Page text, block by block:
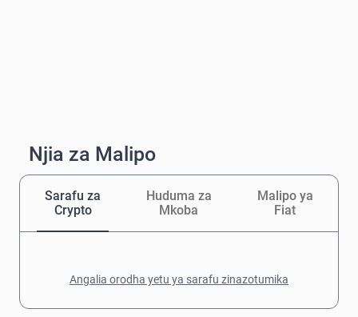
Njia za Malipo
Sarafu za
Crypto
Huduma za
Mkoba
Malipo ya
Fiat
Angalia orodha yetu ya sarafu zinazotumika